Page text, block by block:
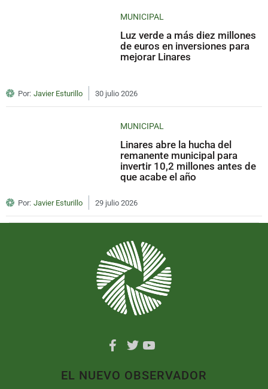
MUNICIPAL
Luz verde a más diez millones
de euros en inversiones para
mejorar Linares
Por: Javier Esturillo 30 julio 2026
MUNICIPAL
Linares abre la hucha del
remanente municipal para
invertir 10,2 millones antes de
que acabe el año
Por: Javier Esturillo 29 julio 2026
EL NUEVO OBSERVADOR